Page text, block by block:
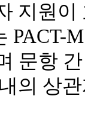
지원
문항
의 상